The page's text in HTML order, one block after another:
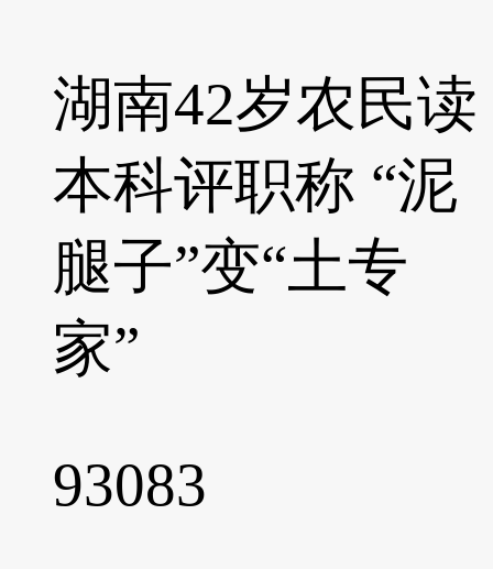
湖南42岁农民读
本科评职称 “泥
腿子”变“土专
家”
93083